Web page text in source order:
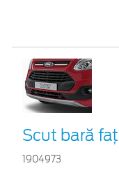
Scut bară
1904973